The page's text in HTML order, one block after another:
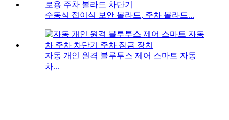
수동식 접이식 보안 볼라드, 주차 볼라드...
자동 개인 원격 블루투스 제어 스마트 자동
차...